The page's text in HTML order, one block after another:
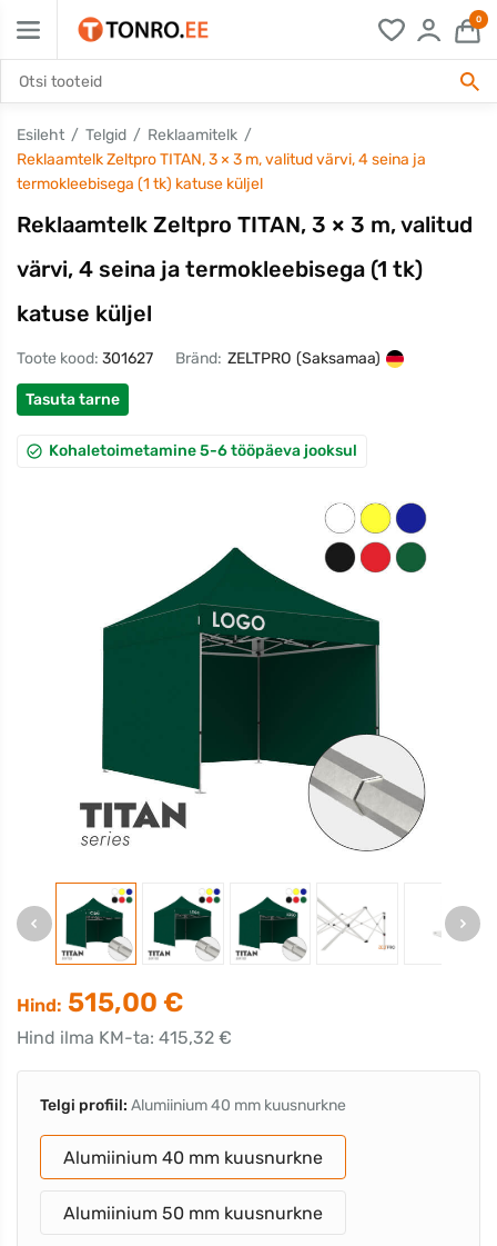
0
Esileht Telgid
Reklaamitelk
Reklaamtelk Zeltpro TITAN, 3 × 3 m, valitud värvi, 4 seina ja
termokleebisega (1 tk) katuse küljel
Reklaamtelk Zeltpro TITAN, 3 × 3 m, valitud
värvi, 4 seina ja termokleebisega (1 tk)
katuse küljel
Toote kood: 301627 Bränd: ZELTPRO (Saksamaa)
Tasuta tarne
Kohaletoimetamine 5-6 tööpäeva jooksul
Hind: 515,00 €
Hind ilma KM-ta: 415,32 €
Telgi profiil: Alumiinium 40 mm kuusnurkne
Alumiinium 40 mm kuusnurkne
Alumiinium 50 mm kuusnurkne